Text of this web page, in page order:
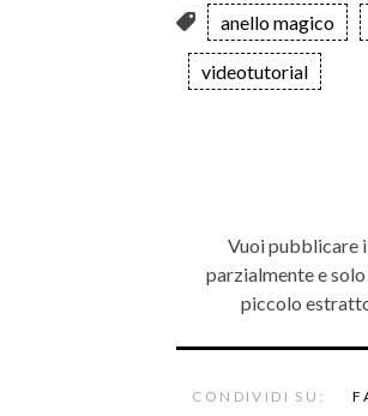
anello magico
videotutorial
Vuoi pubblicare
parzialmente e
piccolo
CONDIVIDI SU: